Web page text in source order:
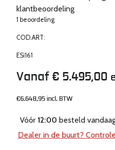
klantbeoordeling
1 beoordeling
COD.ART:
ESi161
Vanaf € 5.495,00
€6.648,95 incl. BTW
Vóór 12:00 besteld
Dealer in de buurt?